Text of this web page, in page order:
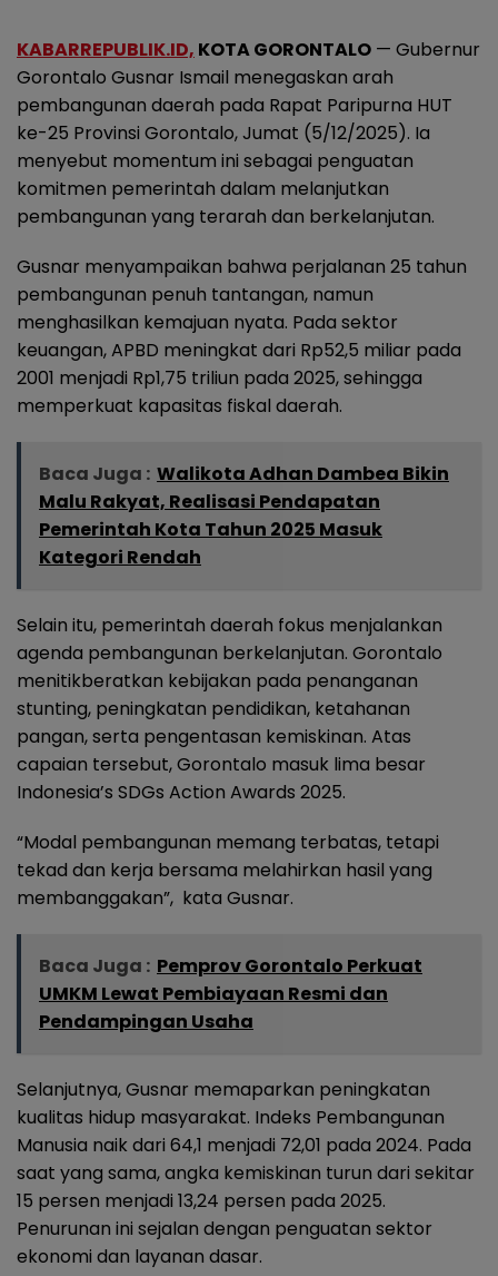
KABARREPUBLIK.ID, KOTA GORONTALO — Gubernur
Gorontalo Gusnar Ismail menegaskan arah
pembangunan daerah pada Rapat Paripurna HUT
ke-25 Provinsi Gorontalo, Jumat (5/12/2025). Ia
menyebut momentum ini sebagai penguatan
komitmen pemerintah dalam melanjutkan
pembangunan yang terarah dan berkelanjutan.
Gusnar menyampaikan bahwa perjalanan 25 tahun
pembangunan penuh tantangan, namun
menghasilkan kemajuan nyata. Pada sektor
keuangan, APBD meningkat dari Rp52,5 miliar pada
2001 menjadi Rp1,75 triliun pada 2025, sehingga
memperkuat kapasitas fiskal daerah.
Baca Juga : Walikota Adhan Dambea Bikin
Malu Rakyat, Realisasi Pendapatan
Pemerintah Kota Tahun 2025 Masuk
Kategori Rendah
Selain itu, pemerintah daerah fokus menjalankan
agenda pembangunan berkelanjutan. Gorontalo
menitikberatkan kebijakan pada penanganan
stunting, peningkatan pendidikan, ketahanan
pangan, serta pengentasan kemiskinan. Atas
capaian tersebut, Gorontalo masuk lima besar
Indonesia’s SDGs Action Awards 2025.
“Modal pembangunan memang terbatas, tetapi
tekad dan kerja bersama melahirkan hasil yang
membanggakan”, kata Gusnar.
Baca Juga : Pemprov Gorontalo Perkuat
UMKM Lewat Pembiayaan Resmi dan
Pendampingan Usaha
Selanjutnya, Gusnar memaparkan peningkatan
kualitas hidup masyarakat. Indeks Pembangunan
Manusia naik dari 64,1 menjadi 72,01 pada 2024. Pada
saat yang sama, angka kemiskinan turun dari sekitar
15 persen menjadi 13,24 persen pada 2025.
Penurunan ini sejalan dengan penguatan sektor
ekonomi dan layanan dasar.